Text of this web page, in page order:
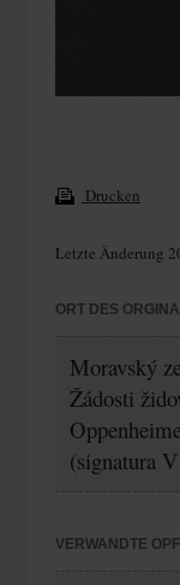
Drucken
Letzte Änderung
ORT DES
Moravský
Žádosti
(signatura
VERWANDTE